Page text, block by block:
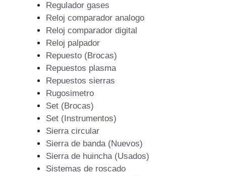
Regulador gases
Reloj comparador analogo
Reloj comparador digital
Reloj palpador
Repuesto (Brocas)
Repuestos plasma
Repuestos sierras
Rugosimetro
Set (Brocas)
Set (Instrumentos)
Sierra circular
Sierra de banda (Nuevos)
Sierra de huincha (Usados)
Sistemas de roscado